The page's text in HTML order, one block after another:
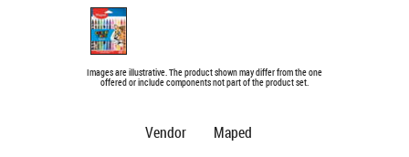
Images are illustrative. The product shown may differ from the one
offered or include components not part of the product set.
Vendor
Maped